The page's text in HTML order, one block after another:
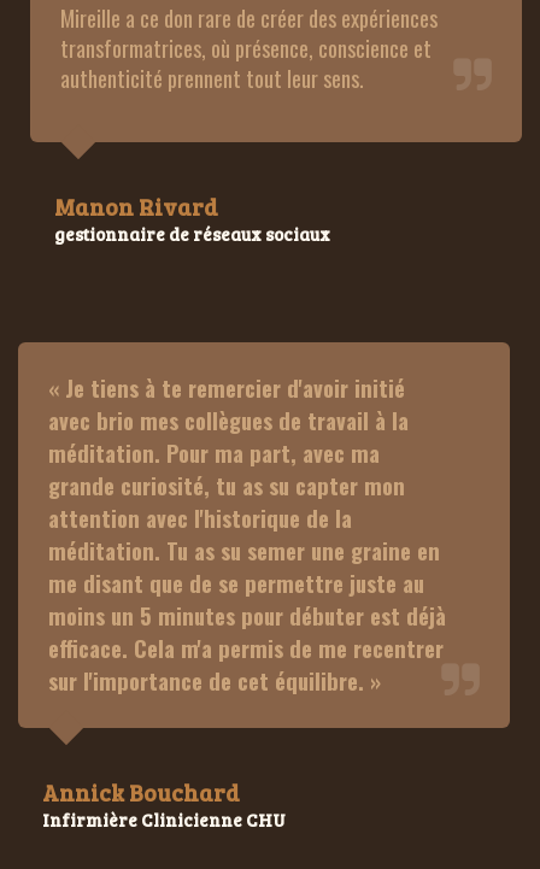
Mireille a ce don rare de créer des expériences
transformatrices, où présence, conscience et
authenticité prennent tout leur sens.
Manon Rivard
gestionnaire de réseaux sociaux
« Je tiens à te remercier d'avoir initié
avec brio mes collègues de travail à la
méditation. Pour ma part, avec ma
grande curiosité, tu as su capter mon
attention avec l'historique de la
méditation. Tu as su semer une graine en
me disant que de se permettre juste au
moins un 5 minutes pour débuter est déjà
efficace. Cela m'a permis de me recentrer
sur l'importance de cet équilibre. »
Annick Bouchard
Infirmière Clinicienne CHU